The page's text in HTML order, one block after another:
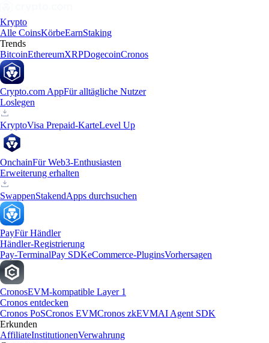
Krypto
Alle CoinsKörbeEarnStaking
Trends
BitcoinEthereumXRPDogecoinCronos
Crypto.com AppFür alltägliche Nutzer
Loslegen
KryptoVisa Prepaid-KarteLevel Up
OnchainFür Web3-Enthusiasten
Erweiterung erhalten
SwappenStakendApps durchsuchen
PayFür Händler
Händler-Registrierung
Pay-TerminalPay SDKeCommerce-PluginsVorhersagen
CronosEVM-kompatible Layer 1
Cronos entdecken
Cronos PoSCronos EVMCronos zkEVMAI Agent SDK
Erkunden
AffiliateInstitutionenVerwahrung